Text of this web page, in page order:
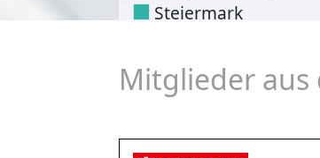
Steiermark
Oberösterreich
Salzburg
Vorarlberg
Mitglieder aus